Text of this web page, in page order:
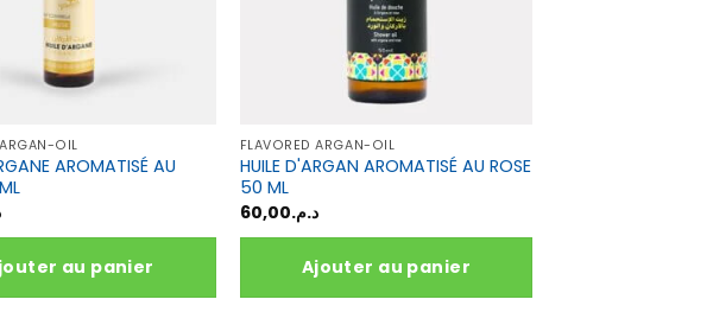
OIL
AROMATISÉ AU
au panier
FLAVORED ARGAN-OIL
HUILE D'ARGAN AROMATISÉ AU ROSE
50 ML
د.م.60,00
Ajouter au panier